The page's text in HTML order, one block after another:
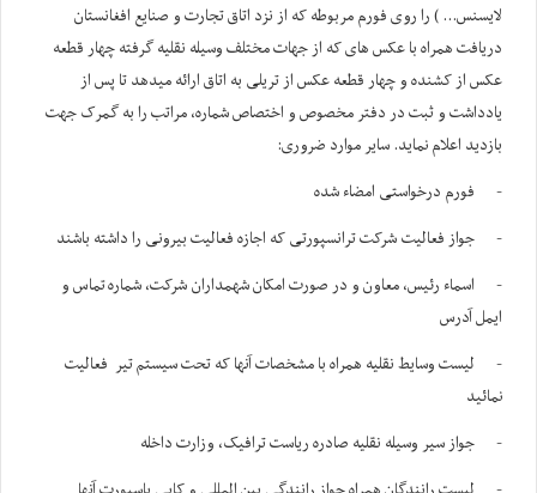
لایسنس... ) را روی فورم مربوطه که از نزد اتاق تجارت و صنایع افغانستان
دریافت همراه با عکس های که از جهات مختلف وسیله نقلیه گرفته چهار قطعه
عکس از کشنده و چهار قطعه عکس از تریلی به اتاق ارائه میدهد تا پس از
یادداشت و ثبت در دفتر مخصوص و اختصاص شماره، مراتب را به گمرک جهت
بازدید اعلام نماید. سایر موارد ضروری:
- فورم درخواستی امضاء شده
- جواز فعالیت شرکت ترانسپورتی که اجازه فعالیت بیرونی را داشته باشند
- اسماء رئیس، معاون و در صورت امکان شهمداران شرکت، شماره تماس و
ایمل آدرس
- لیست وسایط نقلیه همراه با مشخصات آنها که تحت سیستم تیر فعالیت
نمائید
- جواز سیر وسیله نقلیه صادره ریاست ترافیک، وزارت داخله